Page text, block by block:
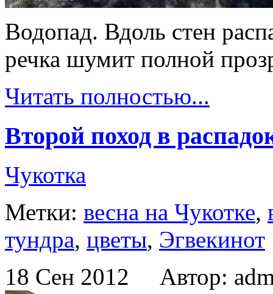
Водопад. Вдоль стен
речка шумит полной
Читать полностью...
Второй поход в
Чукотка
Метки: весна на Чукотке,
тундра, цветы, Эгвекинот
18 Сен 2012 Автор: